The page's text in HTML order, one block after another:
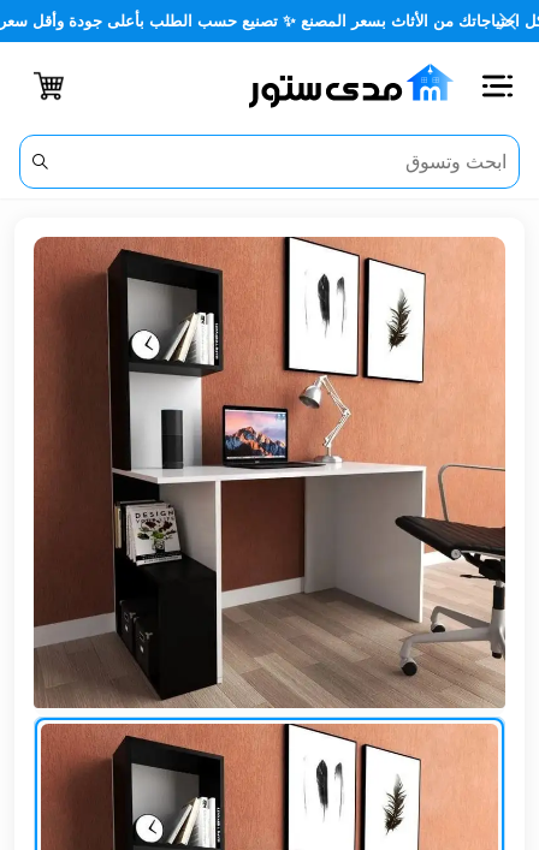
من الأثاث بسعر المصنع ✨ تصنيع حسب الطلب بأعلى جودة وأقل سعر 🏡✨
اغلاق
الفئات
الحساب
مكتبي
أثاث
خارجي
وشواطئ
أثاث
كافيهات
ومطاعم
وفنادق
مرورية
خزانات